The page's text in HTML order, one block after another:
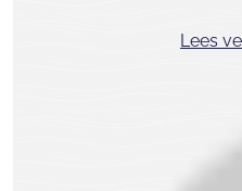
Lees